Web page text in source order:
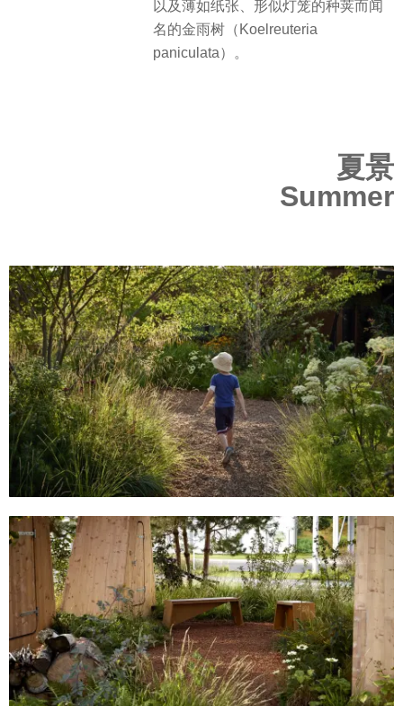
以及薄如纸张、形似灯笼的种荚而闻
名的金雨树（Koelreuteria
paniculata）。
夏景
Summer